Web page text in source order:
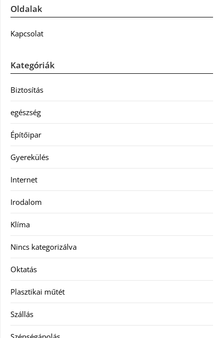
Oldalak
Kapcsolat
Kategóriák
Biztosítás
egészség
Építőipar
Gyerekülés
Internet
Irodalom
Klíma
Nincs kategorizálva
Oktatás
Plasztikai műtét
Szállás